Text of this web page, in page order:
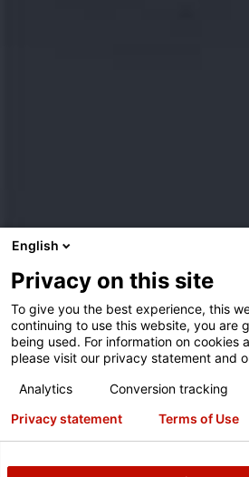
English
Privacy on this site
To give you the best experience, this
continuing to use this website, you are
being used. For information on cookies
please visit our privacy statement and
Analytics
Conversion tracking
Privacy statement Terms of Use